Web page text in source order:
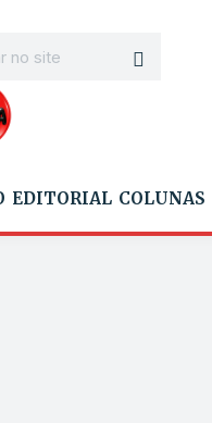
EDITORIAL COLUNAS